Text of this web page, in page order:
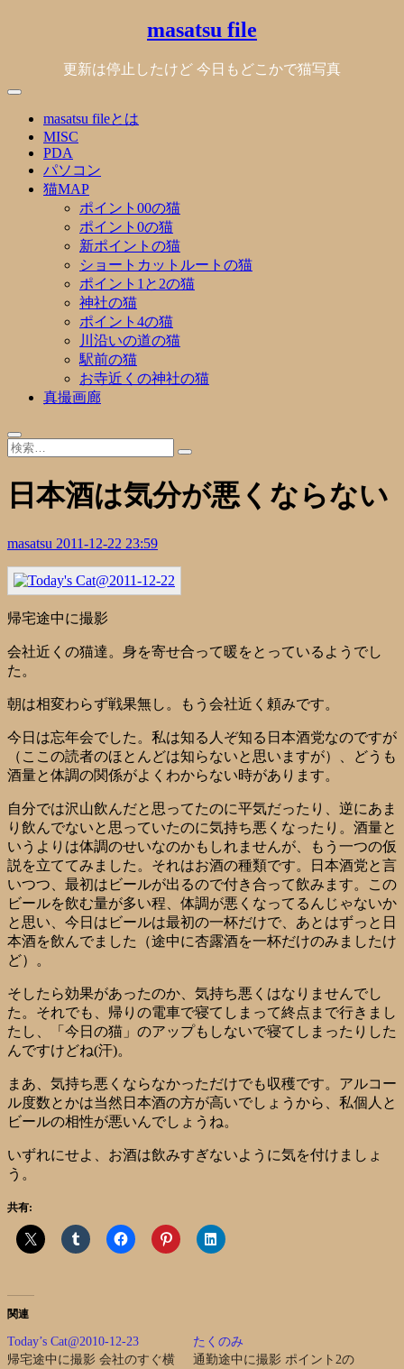
masatsu file
更新は停止したけど 今日もどこかで猫写真
masatsu fileとは
MISC
PDA
パソコン
猫MAP
ポイント00の猫
ポイント0の猫
新ポイントの猫
ショートカットルートの猫
ポイント1と2の猫
神社の猫
ポイント4の猫
川沿いの道の猫
駅前の猫
お寺近くの神社の猫
真撮画廊
日本酒は気分が悪くならない
masatsu 2011-12-22 23:59
帰宅途中に撮影
会社近くの猫達。身を寄せ合って暖をとっているようでし
た。
朝は相変わらず戦果無し。もう会社近く頼みです。
今日は忘年会でした。私は知る人ぞ知る日本酒党なのですが
（ここの読者のほとんどは知らないと思いますが）、どうも
酒量と体調の関係がよくわからない時があります。
自分では沢山飲んだと思ってたのに平気だったり、逆にあま
り飲んでないと思っていたのに気持ち悪くなったり。酒量と
いうよりは体調のせいなのかもしれませんが、もう一つの仮
説を立ててみました。それはお酒の種類です。日本酒党と言
いつつ、最初はビールが出るので付き合って飲みます。この
ビールを飲む量が多い程、体調が悪くなってるんじゃないか
と思い、今日はビールは最初の一杯だけで、あとはずっと日
本酒を飲んでました（途中に杏露酒を一杯だけのみましたけ
ど）。
そしたら効果があったのか、気持ち悪くはなりませんでし
た。それでも、帰りの電車で寝てしまって終点まで行きまし
たし、「今日の猫」のアップもしないで寝てしまったりした
んですけどね(汗)。
まあ、気持ち悪くならなかっただけでも収穫です。アルコー
ル度数とかは当然日本酒の方が高いでしょうから、私個人と
ビールの相性が悪いんでしょうね。
いずれにせよ、お酒は飲みすぎないように気を付けましょ
う。
共有:
関連
Today’s Cat@2010-12-23
帰宅途中に撮影 会社のすぐ横
たくのみ
通勤途中に撮影 ポイント2の